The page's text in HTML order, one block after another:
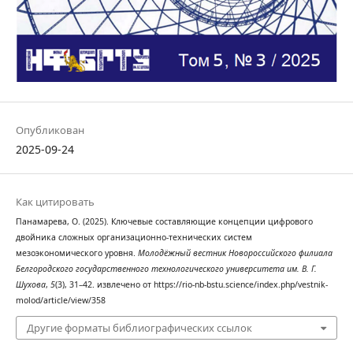
Опубликован
2025-09-24
Как цитировать
Панамарева, О. (2025). Ключевые составляющие концепции цифрового
двойника сложных организационно-технических систем
мезоэкономического уровня. Молодёжный вестник Новороссийского филиала
Белгородского государственного технологического университета им. В. Г.
Шухова, 5(3), 31–42. извлечено от https://rio-nb-bstu.science/index.php/vestnik-
molod/article/view/358
Другие форматы библиографических ссылок